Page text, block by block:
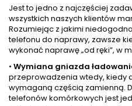
Jest to jedno z najczęściej
wszystkich naszych klientów
Rozumiejąc z jakimi
telefonu do naprawy, zawsze
wykonać naprawę „od ręki”, w
• Wymiana gniazda
przeprowadzenia wtedy, kiedy
wymaganą częścią zamienną.
telefonów komórkowych jest